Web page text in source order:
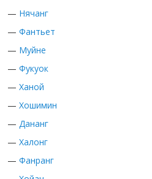
— Нячанг
— Фантьет
— Муйне
— Фукуок
— Ханой
— Хошимин
— Дананг
— Халонг
— Фанранг